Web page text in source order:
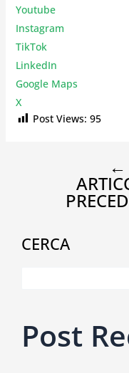
Youtube
Instagram
TikTok
LinkedIn
Google Maps
X
Post Views: 95
←
CERCA
Post